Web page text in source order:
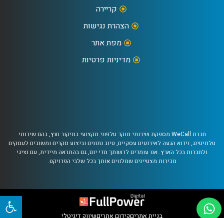
קריירה
הצהרת נגישות
מפת אתר
מדיניות פרטיות
חברת WeCall מספקת שירותי מוקד טלפוני מקצועי במיקור חוץ, בהם שירותי
טלמיטינג, וידוא הגעה לאירועים עסקיים, טיוב נתונים וביצוע סקרים ומשובים לעסקים
ולחברות בכל הארץ. אנו עומדים לרשותך מדי יום, גם בהתראה מיידית, עם נציגי
מכירות מצטיינים שמלווים אותך בכל שלבי הפרויקט.
בניית אתריםקידום אתריםשיווק דיגיטלי